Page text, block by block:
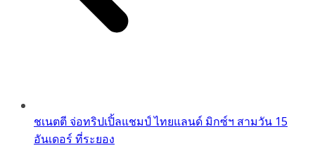
ชเนตตี จ่อทริปเปิ้ลแชมป์ ไทยแลนด์ มิกซ์ฯ สามวัน 15
อันเดอร์ ที่ระยอง